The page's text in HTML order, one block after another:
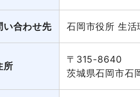
い合わせ先 石岡市役所 生活
所
〒315-8640
茨城県石岡市石